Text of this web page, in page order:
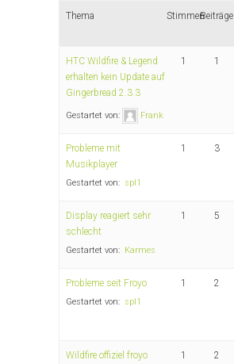
Thema StimmenBeiträge
HTC Wildfire & Legend
erhalten kein Update auf
Gingerbread 2.3.3
Gestartet von: Frank
1 1
Probleme mit
Musikplayer
Gestartet von: spl1
1 3
Display reagiert sehr
schlecht
Gestartet von: Karmes
1 5
Probleme seit Froyo
Gestartet von: spl1
1 2
Wildfire offiziel froyo
1 2